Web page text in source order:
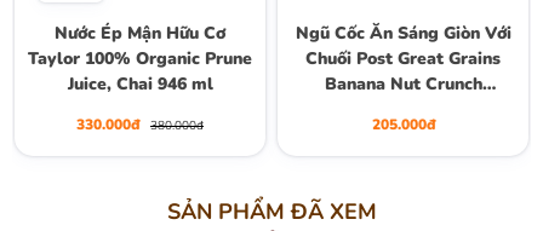
Nước Ép Mận Hữu Cơ
Taylor 100% Organic Prune
Juice, Chai 946 ml
330.000đ 380.000đ
Ngũ Cốc Ăn Sáng Giòn Với
Chuối Post Great Grains
Banana Nut Crunch
439g (15.5 Oz.)
205.000đ
SẢN PHẨM ĐÃ XEM